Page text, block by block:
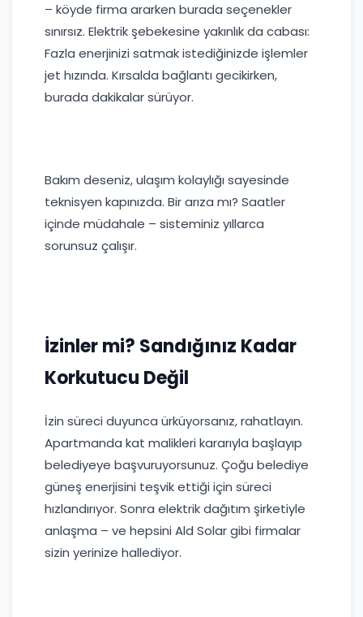
– köyde firma ararken burada seçenekler
sınırsız. Elektrik şebekesine yakınlık da cabası:
Fazla enerjinizi satmak istediğinizde işlemler
jet hızında. Kırsalda bağlantı gecikirken,
burada dakikalar sürüyor.
Bakım deseniz, ulaşım kolaylığı sayesinde
teknisyen kapınızda. Bir arıza mı? Saatler
içinde müdahale – sisteminiz yıllarca
sorunsuz çalışır.
İzinler mi? Sandığınız Kadar
Korkutucu Değil
İzin süreci duyunca ürküyorsanız, rahatlayın.
Apartmanda kat malikleri kararıyla başlayıp
belediyeye başvuruyorsunuz. Çoğu belediye
güneş enerjisini teşvik ettiği için süreci
hızlandırıyor. Sonra elektrik dağıtım şirketiyle
anlaşma – ve hepsini Ald Solar gibi firmalar
sizin yerinize hallediyor.